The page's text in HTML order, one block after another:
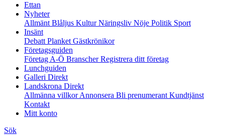
Ettan
Nyheter
Allmänt Blåljus KulturNäringsliv Nöje Politik Sport
Insänt
Debatt Planket Gästkrönikor
Företagsguiden
Företag A-Ö BranscherRegistrera ditt företag
Lunchguiden
Galleri Direkt
Landskrona Direkt
Allmänna villkorAnnonsera Bli prenumerant Kundtjänst
Kontakt
Mitt konto
Sök